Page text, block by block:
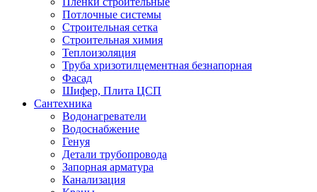
Потлочные системы
Строительная сетка
Строительная химия
Теплоизоляция
Труба хризотилцементная безнапорная
Фасад
Шифер, Плита ЦСП
Сантехника
Водонагреватели
Водоснабжение
Генуя
Детали трубопровода
Запорная арматура
Канализация